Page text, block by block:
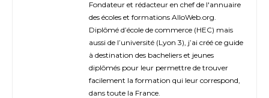
Fondateur et rédacteur en chef de l'annuaire
des écoles et formations AlloWeb.org.
Diplômé d’école de commerce (HEC) mais
aussi de l’université (Lyon 3), j’ai créé ce guide
à destination des bacheliers et jeunes
diplômés pour leur permettre de trouver
facilement la formation qui leur correspond,
dans toute la France.